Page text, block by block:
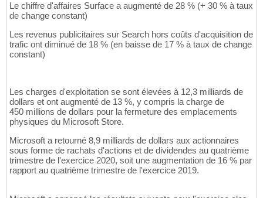
Le chiffre d'affaires Surface a augmenté de 28 % (+ 30 % à taux
de change constant)
Les revenus publicitaires sur Search hors coûts d'acquisition de
trafic ont diminué de 18 % (en baisse de 17 % à taux de change
constant)
Les charges d'exploitation se sont élevées à 12,3 milliards de
dollars et ont augmenté de 13 %, y compris la charge de
450 millions de dollars pour la fermeture des emplacements
physiques du Microsoft Store.
Microsoft a retourné 8,9 milliards de dollars aux actionnaires
sous forme de rachats d'actions et de dividendes au quatrième
trimestre de l'exercice 2020, soit une augmentation de 16 % par
rapport au quatrième trimestre de l'exercice 2019.